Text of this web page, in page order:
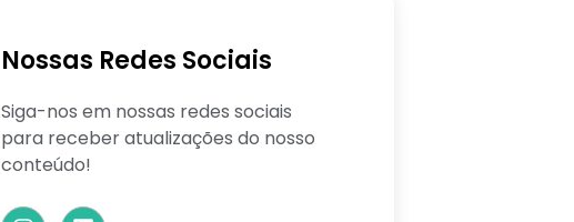
Nossas Redes Sociais
Siga-nos em nossas redes sociais
para receber atualizações do nosso
conteúdo!